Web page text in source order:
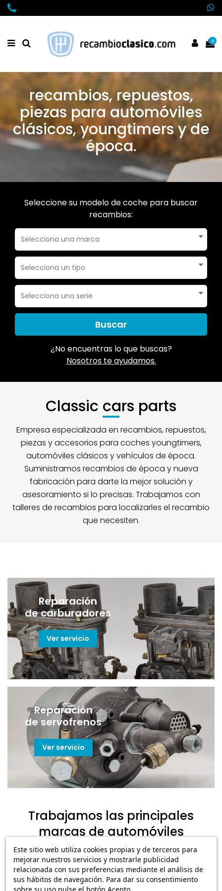
0
recambios, repuestos,
piezas para automóviles
clásicos, youngtimers y de
época.
Seleccione su modelo de coche para buscar
recambios:
Buscar
¿No encuentras lo que buscas?
Nosotros te ayudamos.
Classic cars parts
Empresa especializada en recambios, repuestos,
piezas y accesorios para coches youngtimers,
automóviles clásicos y vehículos de época.
Suministramos recambios de época y nueva
fabricación para darte la mejor solución y
asesoramiento si lo precisas. Trabajamos con
talleres de recambios para localizarles el recambio
que necesiten.
Reparación
de carburadores
Ver servicio
Reparación
de servofrenos
Ver servicio
Trabajamos las principales
marcas de automóviles
Nos gustan las marcas de coches europeos.
Disponemos de recambios para las principales
Este sitio web utiliza cookies propias y de terceros para
mejorar nuestros servicios y mostrarle publicidad
relacionada con sus preferencias mediante el análisis de
sus hábitos de navegación. Para dar su consentimiento
sobre su uso pulse el botón Acepto.